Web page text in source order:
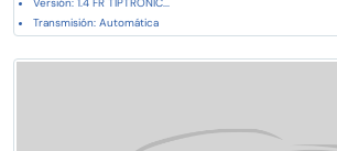
Versión: 1.4 FR TIPTRONIC...
Transmisión: Automática